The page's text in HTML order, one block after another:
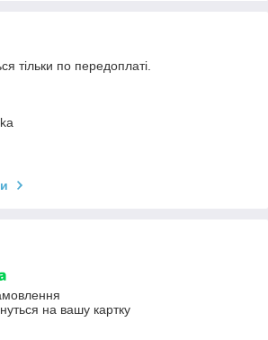
тільки по передоплаті.
на вашу картку